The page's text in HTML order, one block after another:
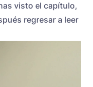
visto el capítulo,
regresar a leer